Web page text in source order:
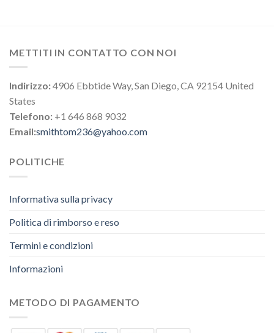
METTITI IN CONTATTO CON NOI
Indirizzo:4906 Ebbtide Way, San Diego, CA 92154 United
States
Telefono: +1 646 868 9032
Email:smithtom236@yahoo.com
POLITICHE
Informativa sulla privacy
Politica di rimborso e reso
Termini e condizioni
Informazioni
METODO DI PAGAMENTO